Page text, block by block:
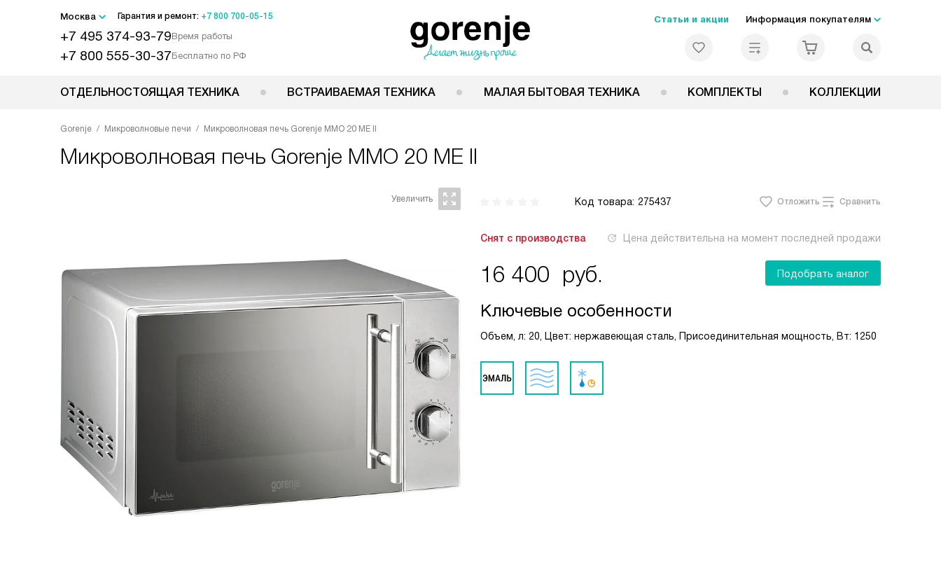
Москва Гарантия и ремонт: +7 800 700-05-15
+7 495 374-93-79Время работы
+7 800 555-30-37Бесплатно по РФ
Статьи и акции Информация покупателям
ОТДЕЛЬНОСТОЯЩАЯ ТЕХНИКА ВСТРАИВАЕМАЯ ТЕХНИКА МАЛАЯ БЫТОВАЯ ТЕХНИКА КОМПЛЕКТЫ КОЛЛЕКЦИИ
Gorenje Микроволновые печи Микроволновая печь Gorenje MMO 20 ME II
Микроволновая печь Gorenje MMO 20 ME II
Код товара: 275437 Отложить Сравнить
Снят с производства Цена действительна на момент последней продажи
16 400 руб. Подобрать аналог
Ключевые особенности
Объем, л: 20, Цвет: нержавеющая сталь, Присоединительная мощность, Вт: 1250